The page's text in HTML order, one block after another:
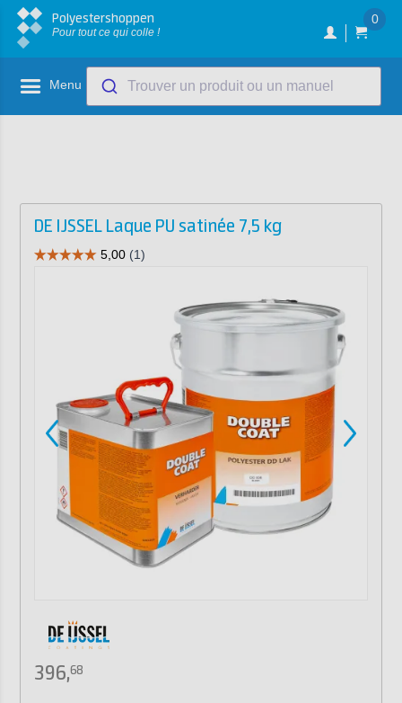
Polyestershoppen
Pour tout ce qui colle !
0
Menu Trouver un produit ou un manuel
DE IJSSEL Laque PU satinée 7,5 kg
396,68